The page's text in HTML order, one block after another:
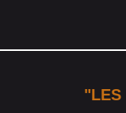
"LES